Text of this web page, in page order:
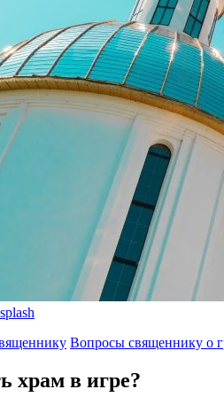
Вопросы священнику о
храм в игре?